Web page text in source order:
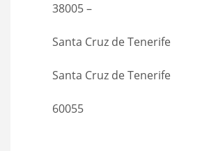
38005 –
Santa Cruz de Tenerife
Santa Cruz de Tenerife
60055